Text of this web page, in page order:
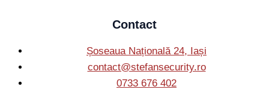
Contact
Șoseaua Națională 24, Iași
contact@stefansecurity.ro
0733 676 402